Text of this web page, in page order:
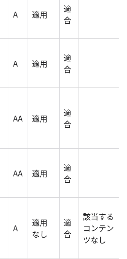
A 適用
適
合
A 適用
適
合
AA 適用
適
合
AA 適用
適
合
A
適用
なし
適
合
該当する
コンテン
ツなし